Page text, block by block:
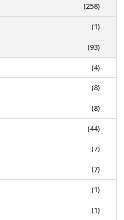
(258)
(1)
(93)
(4)
(8)
(8)
(44)
(7)
(7)
(1)
(1)